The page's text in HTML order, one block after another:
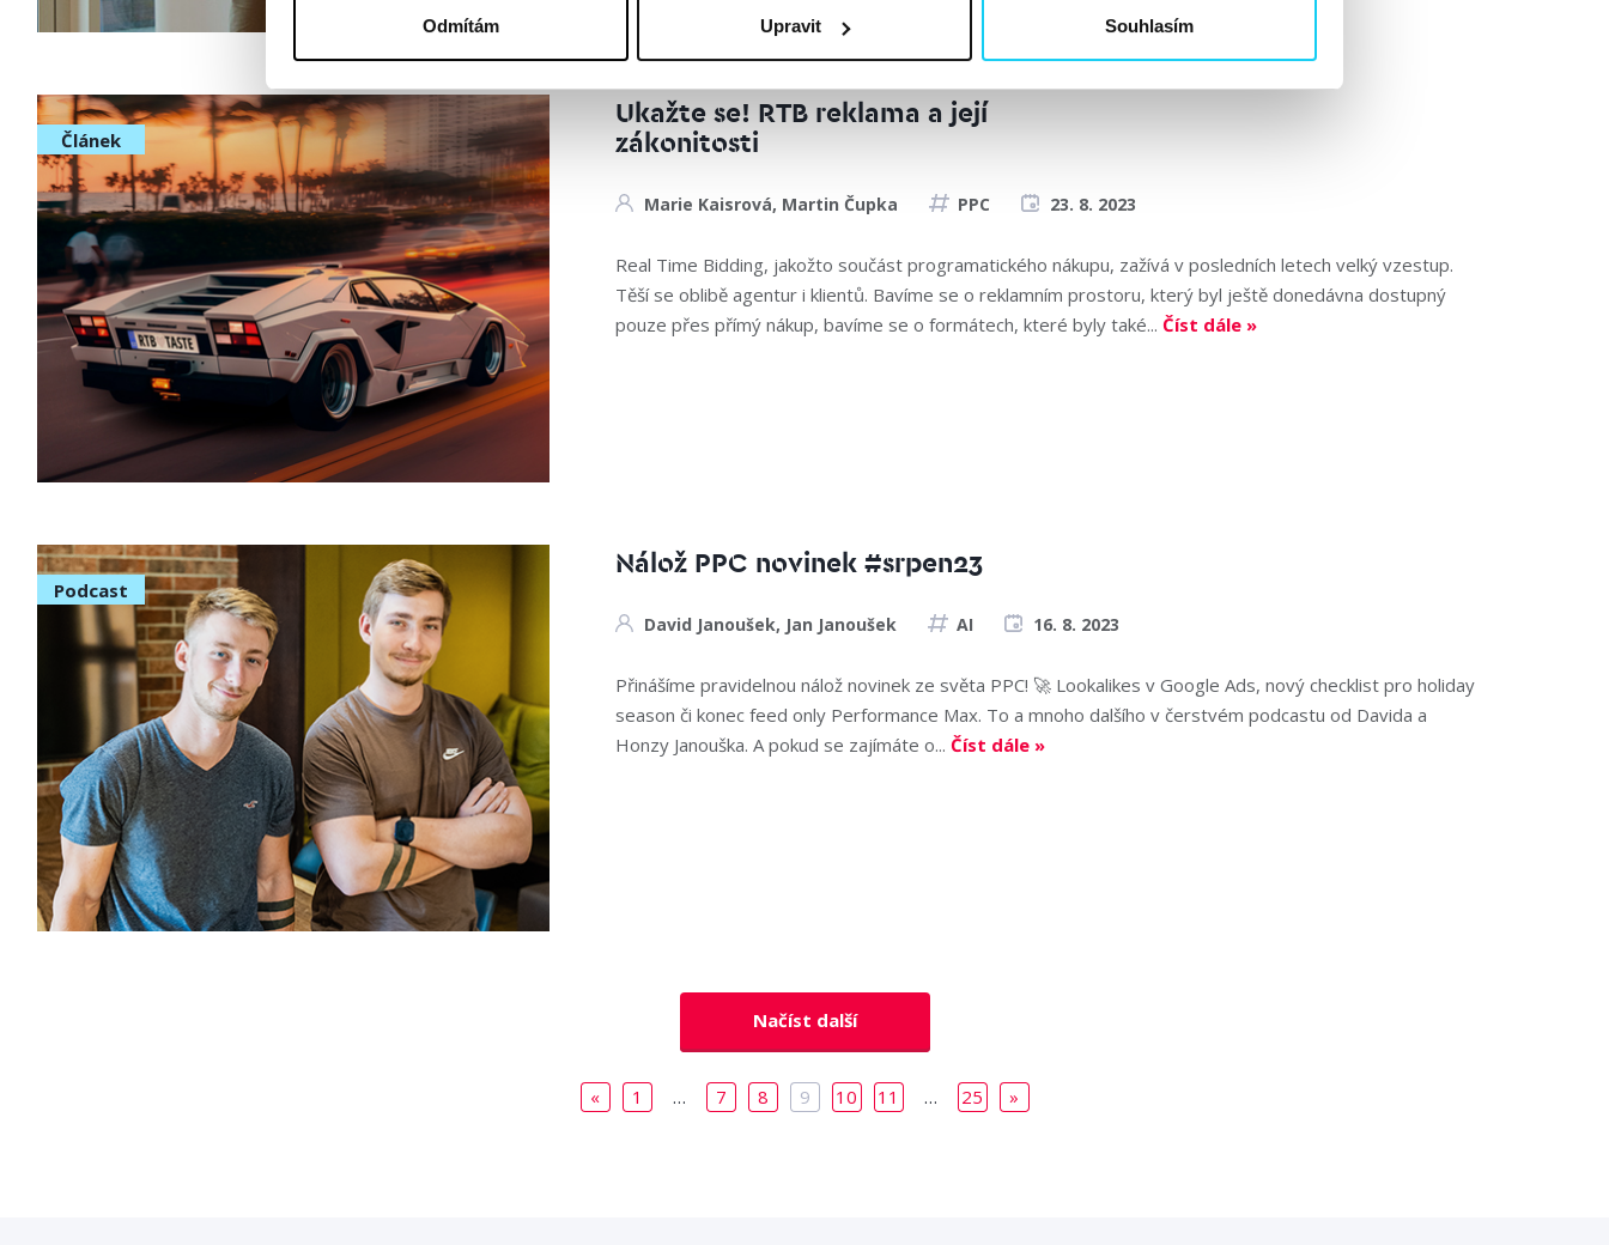
Odmítám Upravit Souhlasím
Článek
Ukažte se! RTB reklama a její
zákonitosti
Marie Kaisrová, Martin Čupka PPC 23. 8. 2023
Real Time Bidding, jakožto součást programatického nákupu, zažívá v posledních letech velký vzestup.
Těší se oblibě agentur i klientů. Bavíme se o reklamním prostoru, který byl ještě donedávna dostupný
pouze přes přímý nákup, bavíme se o formátech, které byly také... Číst dále »
Podcast
Nálož PPC novinek #srpen23
David Janoušek, Jan Janoušek AI 16. 8. 2023
Přinášíme pravidelnou nálož novinek ze světa PPC! 🚀 Lookalikes v Google Ads, nový checklist pro holiday
season či konec feed only Performance Max. To a mnoho dalšího v čerstvém podcastu od Davida a
Honzy Janouška. A pokud se zajímáte o... Číst dále »
Načíst další
« 1 … 7 8 9 10 11 … 25 »